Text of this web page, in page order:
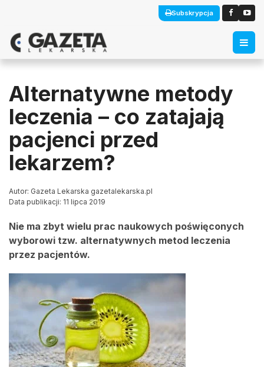
Subskrypcja
Alternatywne metody
leczenia – co zatajają
pacjenci przed
lekarzem?
Autor: Gazeta Lekarska gazetalekarska.pl
Data publikacji: 11 lipca 2019
Nie ma zbyt wielu prac naukowych poświęconych
wyborowi tzw. alternatywnych metod leczenia
przez pacjentów.